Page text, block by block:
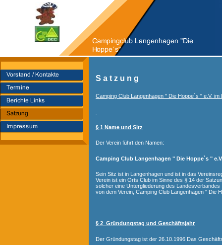
S a t z u n g
Camping Club Langenhagen " Die Hoppe`s " e.V. im
§ 1 Name und Sitz
Der Verein führt den Namen:
Camping Club Langenhagen " Die Hoppe`s "
Sein Sitz ist in Langenhagen und ist in das
Verein ist ein Orts Club im Sinne des § 14 der
solcher eine Untergliederung des
von dem Verein, Camping Club Langenhagen " Die
§ 2 Gründungstag und Geschäftsjahr
Der Gründungstag ist der 26.10.1996 Das